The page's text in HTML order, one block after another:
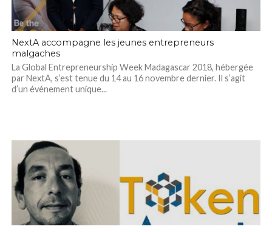
NextA accompagne les jeunes entrepreneurs
malgaches
La Global Entrepreneurship Week Madagascar 2018, hébergée
par NextA, s’est tenue du 14 au 16 novembre dernier. Il s’agit
d’un événement unique...